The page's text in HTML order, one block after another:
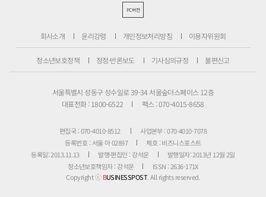
PC버전
회사소개 윤리강령 개인정보처리방침 이용자위원회
청소년보호정책 정정·반론보도 기사심의규정 불편신고
서울특별시 성동구 성수일로 39-34 서울숲더스페이스 12층
대표전화 : 1800-6522
팩스 : 070-4015-8658
편집국 : 070-4010-8512
사업본부 : 070-4010-7078
등록번호 : 서울 아 02897
제호 : 비즈니스포스트
등록일: 2013.11.13
발행·편집인 : 강석운
발행일자: 2013년 12월 2일
청소년보호책임자 : 강석운
ISSN : 2636-171X
Copyright ⓒBUSINESSPOST. All rights reserved.